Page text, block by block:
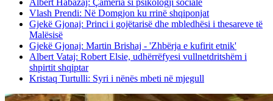
Albert Habazaj: Çamëria si psikologji sociale
Vlash Prendi: Në Domgjon ku rrinë shqiponjat
Gjekë Gjonaj: Princi i gojëtarisë dhe mbledhësi i thesareve të
Malësisë
Gjekë Gjonaj: Martin Brishaj - 'Zhbërja e kufirit etnik'
Albert Vataj: Robert Elsie, udhërrëfyesi vullnetdritshëm i
shpirtit shqiptar
Kristaq Turtulli: Syri i nënës mbeti në mjegull